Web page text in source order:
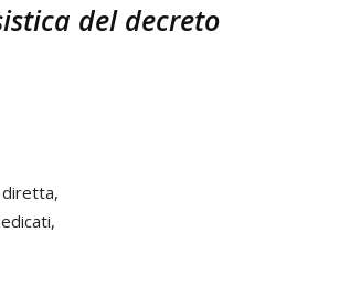
del decreto